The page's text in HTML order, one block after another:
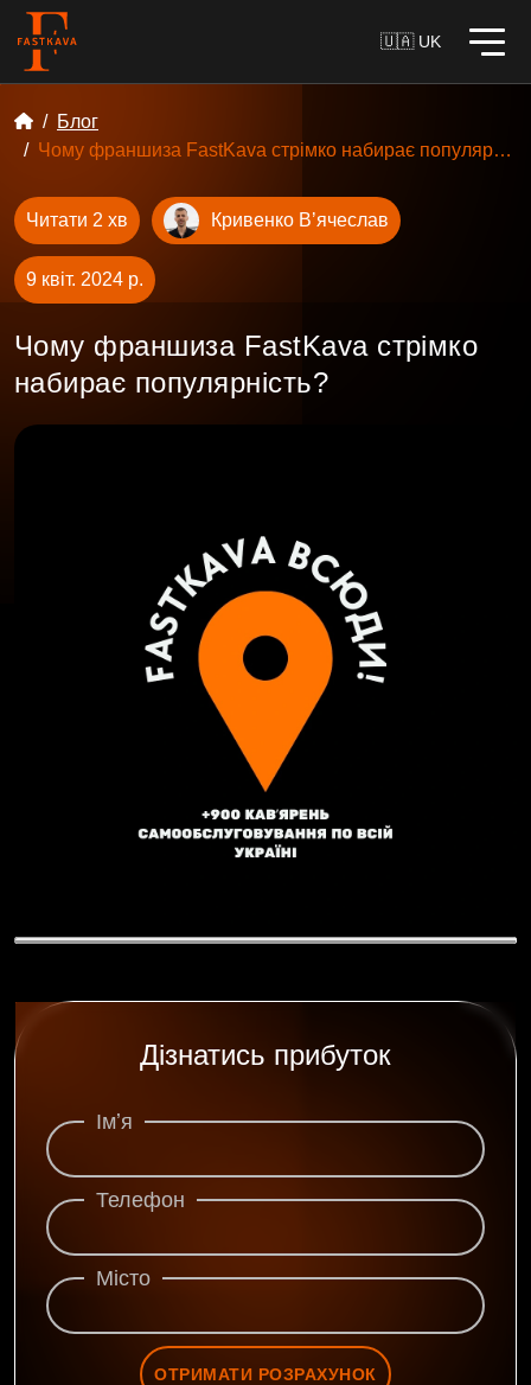
🇺🇦 UK
Блог
Чому франшиза FastKava стрімко набирає популярність?
Читати 2 хв Кривенко Вʼячеслав
9 квіт. 2024 р.
Чому франшиза FastKava стрімко
набирає популярність?
Дізнатись прибуток
Імʼя
Телефон
Місто
ОТРИМАТИ РОЗРАХУНОК